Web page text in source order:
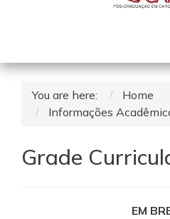
You are here:
Home
Informações
Grade
EM